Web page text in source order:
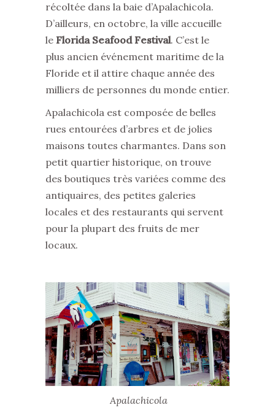
récoltée dans la baie d’Apalachicola.
D’ailleurs, en octobre, la ville accueille
le Florida Seafood Festival. C’est le
plus ancien événement maritime de la
Floride et il attire chaque année des
milliers de personnes du monde entier.
Apalachicola est composée de belles
rues entourées d’arbres et de jolies
maisons toutes charmantes. Dans son
petit quartier historique, on trouve
des boutiques très variées comme des
antiquaires, des petites galeries
locales et des restaurants qui servent
pour la plupart des fruits de mer
locaux.
Apalachicola